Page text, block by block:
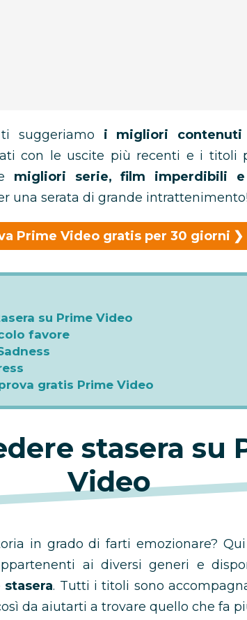
suggeriamo i migliori
con le uscite più recenti e i titoli
migliori serie, film imperdibili
una serata di grande intrattenimento!
Prime Video gratis per 30 giorni
su Prime Video
favore
gratis Prime Video
stasera su
Video
in grado di farti emozionare?
ai diversi generi e
stasera. Tutti i titoli sono
da aiutarti a trovare quello che fa